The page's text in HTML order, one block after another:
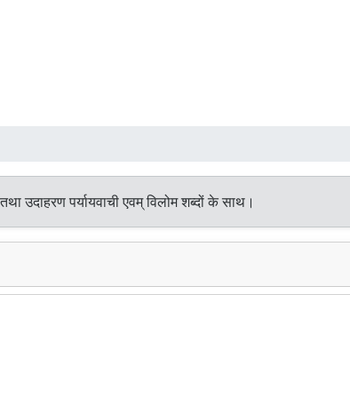
उदाहरण पर्यायवाची एवम् विलोम शब्दों के साथ।